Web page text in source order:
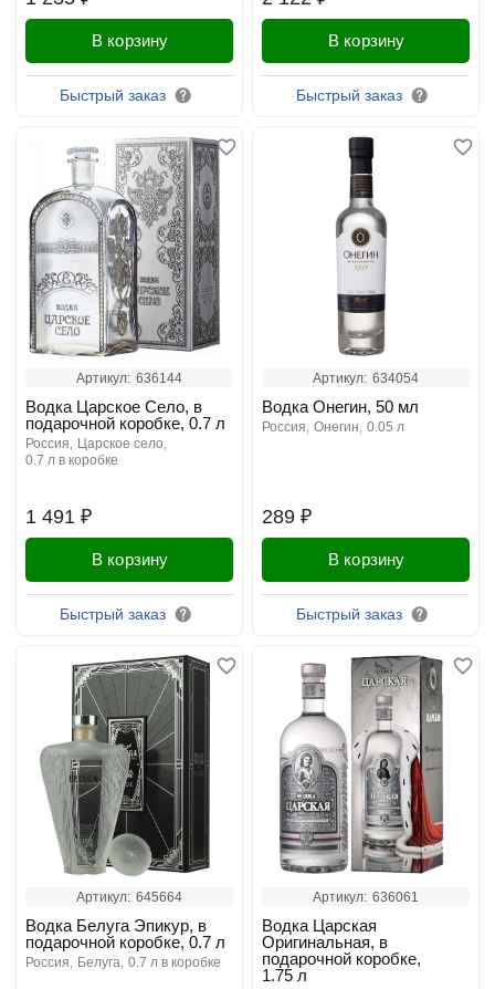
В корзину
Быстрый заказ
В корзину
Быстрый заказ
Артикул: 636144
1 491 ₽
Водка Царское Село, в
подарочной коробке, 0.7 л
россия
царское село
0.7 л в коробке
В корзину
Быстрый заказ
Артикул: 634054
289 ₽
Водка Онегин, 50 мл
россия онегин 0.05 л
В корзину
Быстрый заказ
Артикул: 645664
Водка Белуга Эпикур, в
подарочной коробке, 0.7 л
россия белуга 0.7 л в коробке
Артикул: 636061
Водка Царская
Оригинальная, в
подарочной коробке,
1.75 л